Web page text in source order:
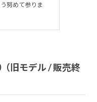
ほしかった、取り外
額ではないので長く大
努めて参りま
旧モデル / 販売終